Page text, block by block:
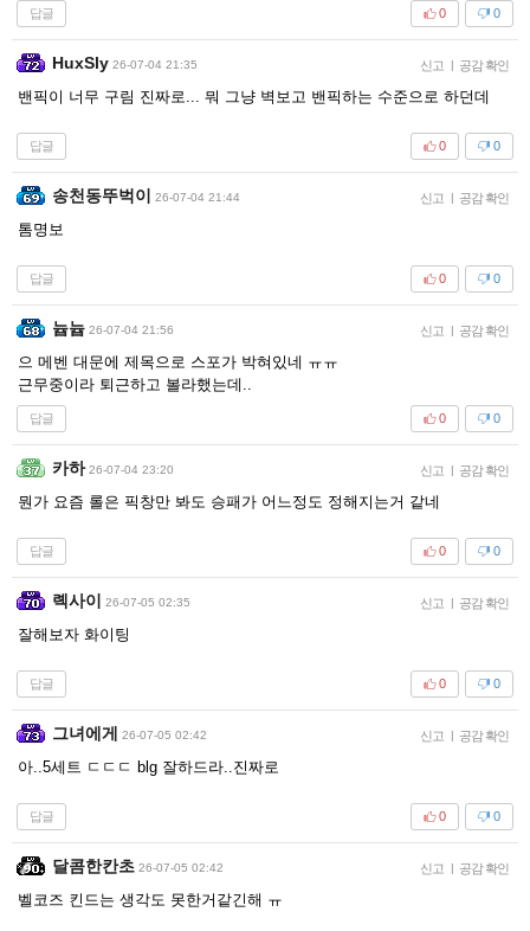
답글 0
0
HuxSly 26-07-04 21:35 신고 | 공감 확인
밴픽이 너무 구림 진짜로... 뭐 그냥 벽보고 밴픽하는 수준으로 하던데
답글 0
0
송천동뚜벅이 26-07-04 21:44 신고 | 공감 확인
톰명보
답글 0
0
늅늅 26-07-04 21:56 신고 | 공감 확인
으 메벤 대문에 제목으로 스포가 박혀있네 ㅠㅠ
근무중이라 퇴근하고 볼라했는데..
답글 0
0
카하 26-07-04 23:20 신고 | 공감 확인
뭔가 요즘 롤은 픽창만 봐도 승패가 어느정도 정해지는거 같네
답글 0
0
롁사이 26-07-05 02:35 신고 | 공감 확인
잘해보자 화이팅
답글 0
0
그녀에게 26-07-05 02:42 신고 | 공감 확인
아..5세트 ㄷㄷㄷ blg 잘하드라..진짜로
답글 0
0
달콤한칸초 26-07-05 02:42 신고 | 공감 확인
벨코즈 킨드는 생각도 못한거같긴해 ㅠ